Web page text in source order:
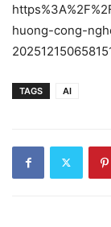
huong-cong-
TAGS AI